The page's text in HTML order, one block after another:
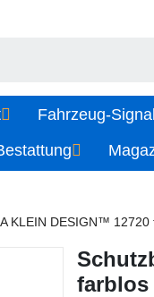
Fahrzeug-
KLEIN DESIGN™ 12720
farblos